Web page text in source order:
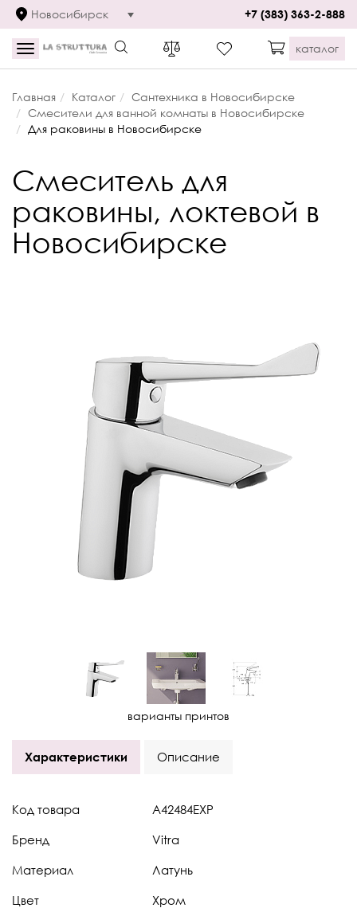
Новосибирск +7 (383) 363-2-888
Toggle
navigation
каталог
Главная Каталог
Сантехника в Новосибирске
Смесители для ванной комнаты в Новосибирске
Для раковины в Новосибирске
Смеситель для
раковины, локтевой в
Новосибирске
варианты принтов
Характеристики Описание
Код товара A42484EXP
Бренд Vitra
Материал Латунь
Цвет Хром